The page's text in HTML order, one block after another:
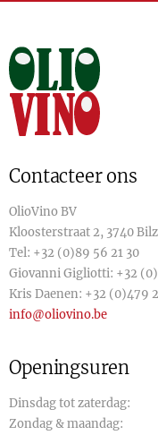
Contacteer ons
OlioVino BV
Kloosterstraat 2, 3740
Tel: +32 (0)89 56 21 30
Giovanni Gigliotti: +32
Kris Daenen: +32 (0)479
info@oliovino.be
Openingsuren
Dinsdag tot zaterdag:
Zondag & maandag: